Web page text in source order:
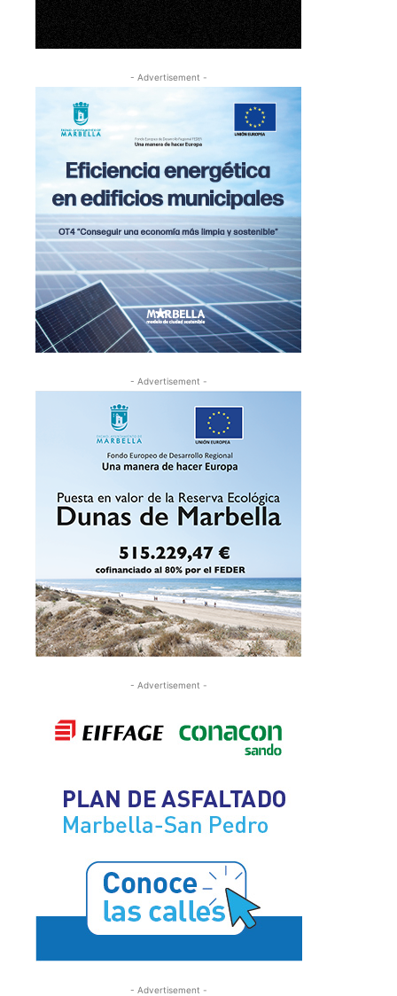
- Advertisement -
- Advertisement -
- Advertisement -
- Advertisement -